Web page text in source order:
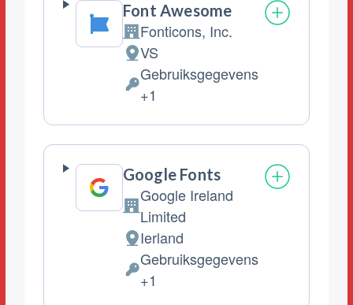
Font Awesome
Bedrijf:
Fonticons, Inc.
Verwerkingslocatie:
VS
Verwerkte
Gebruiksgegevens
+1
Google Fonts
Bedrijf:
Google Ireland
Limited
Verwerkingslocatie:
Ierland
Verwerkte
Gebruiksgegevens
+1